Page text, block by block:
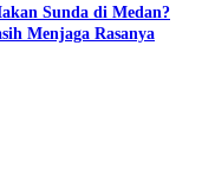
Sunda di Medan?
Menjaga Rasanya